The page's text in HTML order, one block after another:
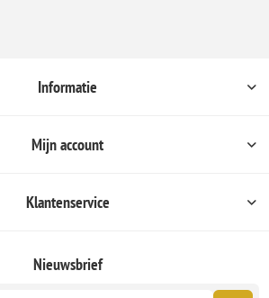
Informatie
Mijn account
Klantenservice
Nieuwsbrief